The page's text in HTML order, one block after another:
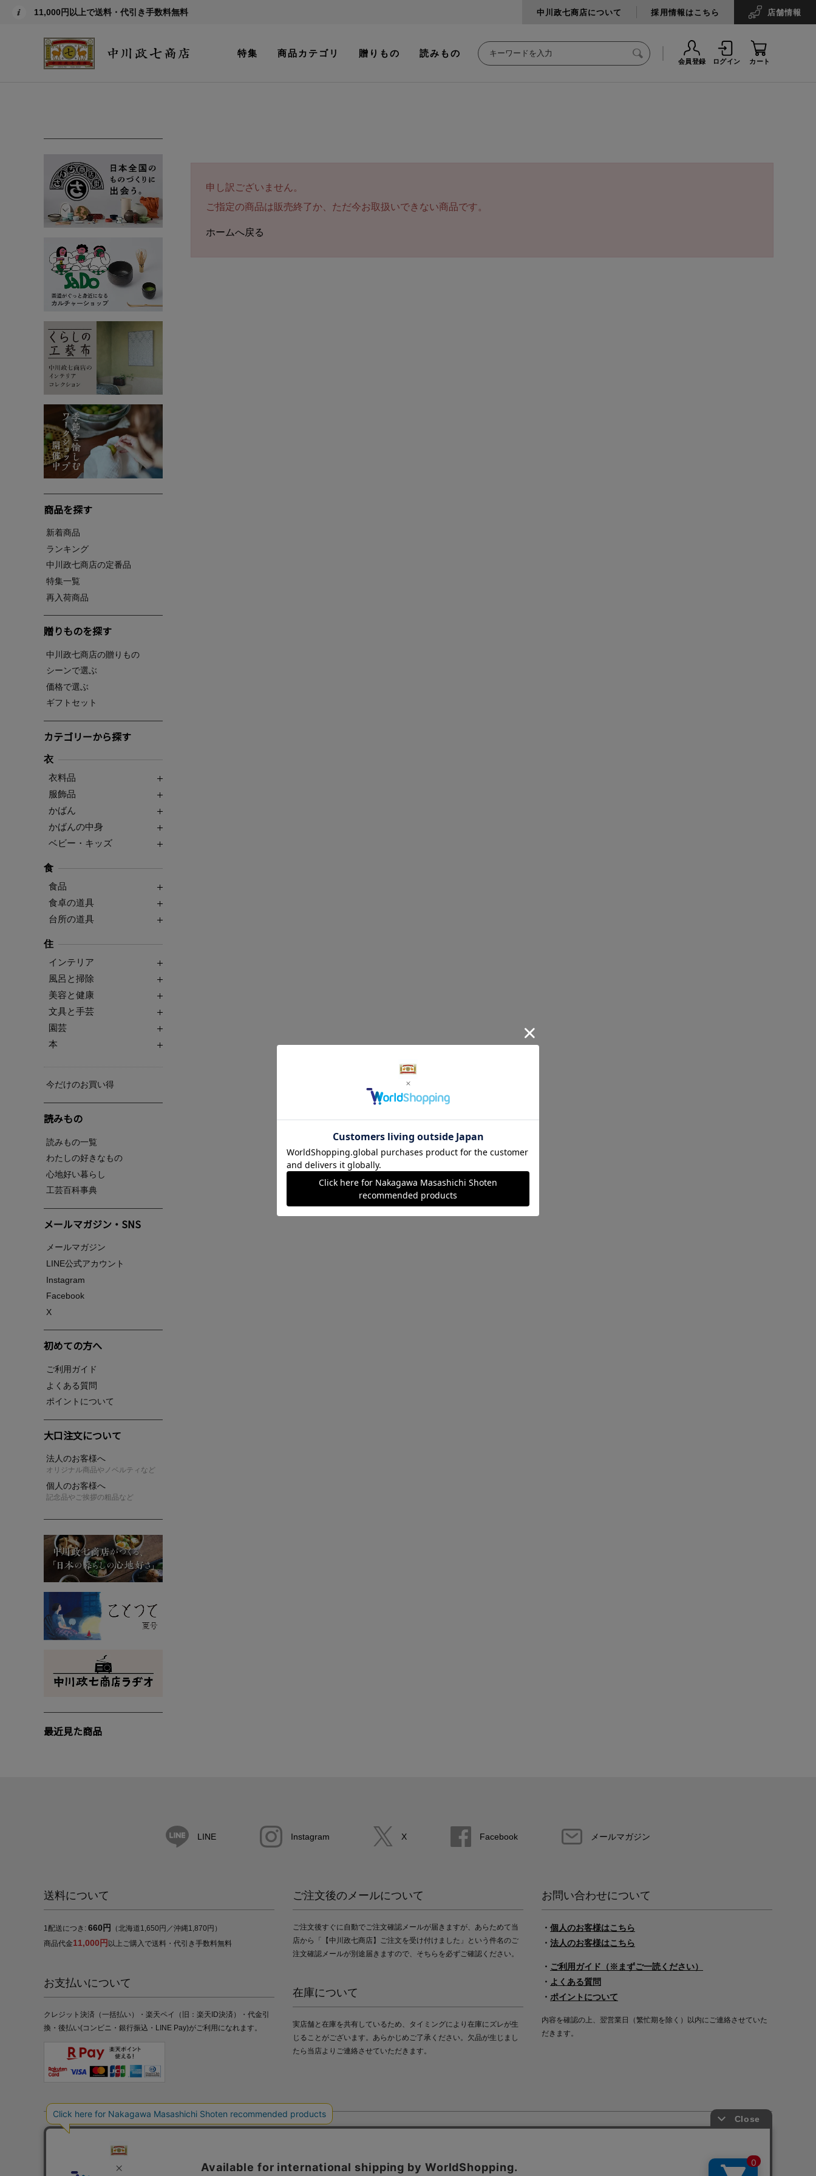
11,000円以上で送料・代引き手数料無料 中川政七商店について 採用情報はこちら 店舗情報
特集 商品カテゴリ 贈りもの 読みもの
会員登録 ログイン カート
商品を探す
新着商品
ランキング
中川政七商店の定番品
特集一覧
再入荷商品
贈りものを探す
中川政七商店の贈りもの
シーンで選ぶ
価格で選ぶ
ギフトセット
カテゴリーから探す
衣
衣料品
服飾品
かばん
かばんの中身
ベビー・キッズ
食
食品
食卓の道具
台所の道具
住
インテリア
風呂と掃除
美容と健康
文具と手芸
園芸
本
今だけのお買い得
読みもの
読みもの一覧
わたしの好きなもの
心地好い暮らし
工芸百科事典
メールマガジン・SNS
メールマガジン
LINE公式アカウント
Instagram
Facebook
X
初めての方へ
ご利用ガイド
よくある質問
ポイントについて
大口注文について
法人のお客様へ
オリジナル商品やノベルティなど
個人のお客様へ
記念品やご挨拶の粗品など
最近見た商品
申し訳ございません。
ご指定の商品は販売終了か、ただ今お取扱いできない商品です。
ホームへ戻る
LINE Instagram X Facebook メールマガジン
送料について
1配送につき: 660円
（北海道1,650円／沖縄1,870円）
商品代金11,000円 以上ご購入で送料・代引き手数料無料
お支払いについて
クレジット決済（一括払い）・楽天ペイ（旧：楽天ID決済）・代金引
換・後払い(コンビニ・銀行振込・LINE Pay)がご利用になれます。
ご注文後のメールについて
ご注文後すぐに自動でご注文確認メールが届きますが、あらためて当
店から「【中川政七商店】ご注文を受け付けました」という件名のご
注文確認メールが別途届きますので、そちらを必ずご確認ください。
在庫について
実店舗と在庫を共有しているため、タイミングにより在庫にズレが生
じることがございます。あらかじめご了承ください。欠品が生じまし
たら当店よりご連絡させていただきます。
お問い合わせについて
・ 個人のお客様はこちら
・ 法人のお客様はこちら
・ ご利用ガイド（※まずご一読ください）
・ よくある質問
・ ポイントについて
内容を確認の上、翌営業日（繁忙期を除く）以内にご連絡させていた
だきます。
プライバシーポリシー